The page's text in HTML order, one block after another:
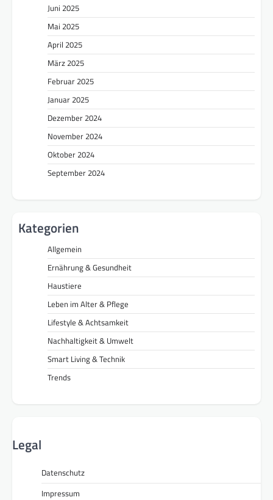
Juni 2025
Mai 2025
April 2025
März 2025
Februar 2025
Januar 2025
Dezember 2024
November 2024
Oktober 2024
September 2024
Kategorien
Allgemein
Ernährung & Gesundheit
Haustiere
Leben im Alter & Pflege
Lifestyle & Achtsamkeit
Nachhaltigkeit & Umwelt
Smart Living & Technik
Trends
Legal
Datenschutz
Impressum